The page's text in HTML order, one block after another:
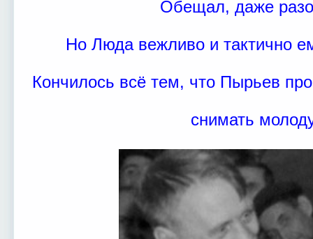
Обещал, даже
Но Люда вежливо и тактично
Кончилось всё тем, что Пырьев
снимать